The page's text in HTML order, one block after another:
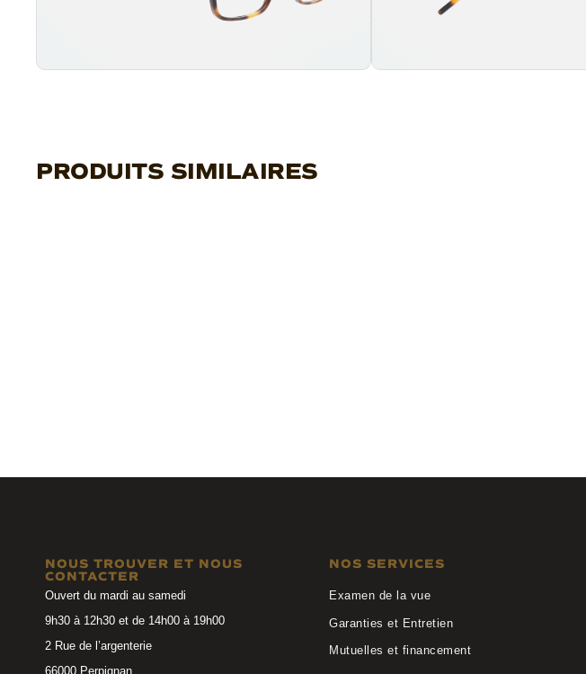
PRODUITS SIMILAIRES
NOUS TROUVER ET NOUS
CONTACTER
Ouvert du mardi au samedi
9h30 à 12h30 et de 14h00 à 19h00
2 Rue de l’argenterie
66000 Perpignan
NOS SERVICES
Examen de la vue
Garanties et Entretien
Mutuelles et financement